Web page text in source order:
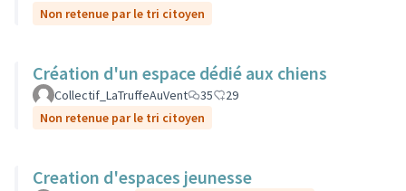
Non retenue par le tri citoyen
Création d'un espace dédié aux chiens
Collectif_LaTruffeAuVent 35
29
Non retenue par le tri citoyen
Creation d'espaces jeunesse